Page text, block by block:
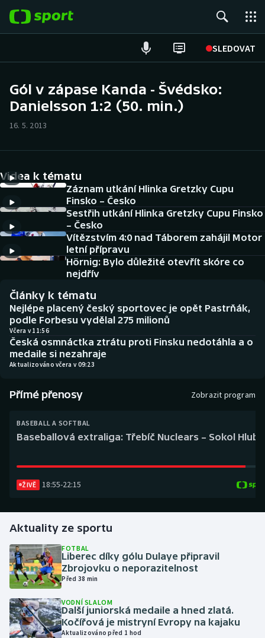
SLEDOVAT
Hokej
Cyklistika
DALŠÍ SPORTY
Americký fotbal
Baseball a softbal
Basketbal
Biatlon
Boby a skeleton
Box
Golf
Gymnastika
Házená
Jezdectví
NEPŘEHLÉDNĚTE
Historické návraty
Aplikace ČT sport
AZ kvíz
Gól v zápase Kanda - Švédsko:
Danielsson 1:2 (50. min.)
16. 5. 2013
Videa k tématu
Záznam utkání Hlinka Gretzky Cupu
Finsko – Česko
Sestřih utkání Hlinka Gretzky Cupu Finsko
– Česko
Vítězstvím 4:0 nad Táborem zahájil Motor
letní přípravu
Hörnig: Bylo důležité otevřít skóre co
nejdřív
Články k tématu
Nejlépe placený český sportovec je opět Pastrňák,
podle Forbesu vydělal 275 milionů
Včera v 11:56
Česká osmnáctka ztrátu proti Finsku nedotáhla a o
medaile si nezahraje
Aktualizováno včera v 09:23
Přímé přenosy Zobrazit program
BASEBALL A SOFTBAL
Baseballová extraliga: Třebíč Nuclears – Sokol
ŽIVĚ 18:55-22:15
Aktuality ze sportu
FOTBAL
Liberec díky gólu Dulaye připravil
Zbrojovku o neporazitelnost
Před 38 min
VODNÍ SLALOM
Další juniorská medaile a hned zlatá.
Kočířová je mistryní Evropy na kajaku
Aktualizováno před 1 hod